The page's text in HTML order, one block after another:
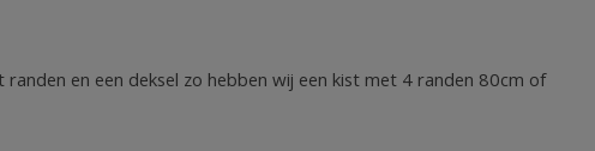
en een deksel zo hebben wij een kist met 4 randen 80cm of